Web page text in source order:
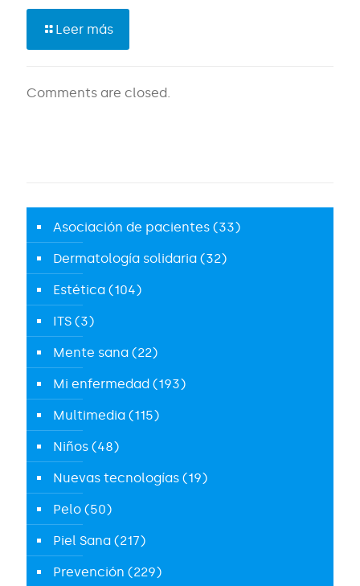
Leer más
Comments are closed.
Asociación de pacientes (33)
Dermatología solidaria (32)
Estética (104)
ITS (3)
Mente sana (22)
Mi enfermedad (193)
Multimedia (115)
Niños (48)
Nuevas tecnologías (19)
Pelo (50)
Piel Sana (217)
Prevención (229)